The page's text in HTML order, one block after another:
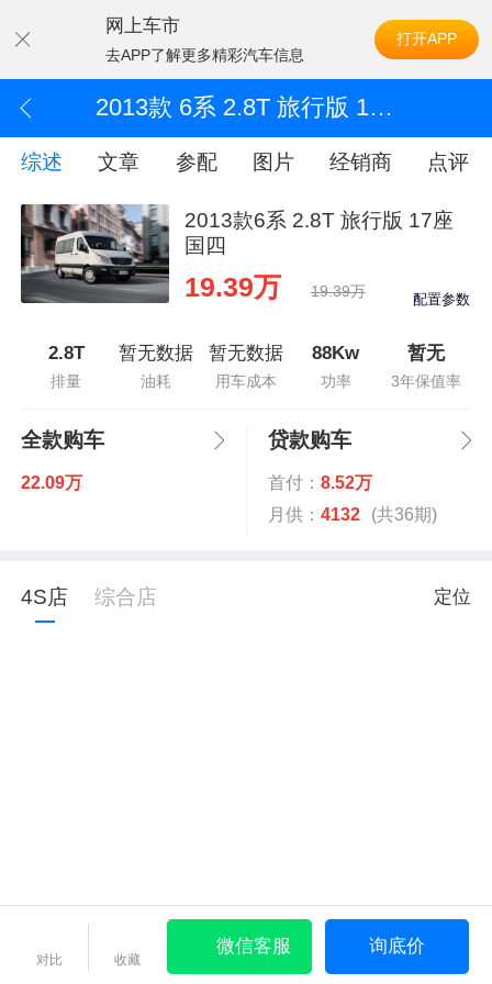
网上车市
去APP了解更多精彩汽车信息
打开APP
2013款 6系 2.8T 旅行版 17座 国四
综述 文章 参配 图片 经销商 点评
2013款6系 2.8T 旅行版 17座
国四
19.39万 19.39万 配置参数
2.8T
排量
暂无数据
油耗
暂无数据
用车成本
88Kw
功率
暂无
3年保值率
全款购车
22.09万
贷款购车
首付： 8.52万
月供： 4132 (共36期)
4S店 综合店 定位
对比 收藏
微信客服 询底价